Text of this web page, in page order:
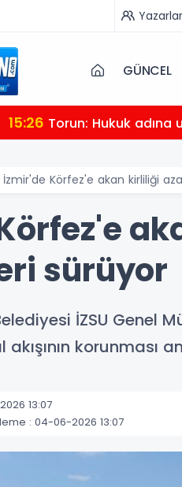
Yazarlar
GÜNCEL
15:26 Torun: Hukuk
İzmir'de Körfez'e akan kirliliği
sürüyor
İZSU Genel
akışının korunması
13:07
: 04-06-2026 13:07